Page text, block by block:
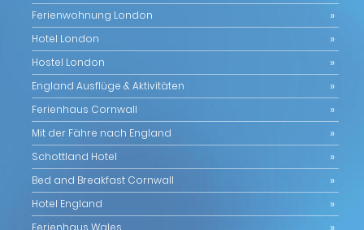
Ferienwohnung London
Hotel London
Hostel London
England Ausflüge & Aktivitäten
Ferienhaus Cornwall
Mit der Fähre nach England
Schottland Hotel
Bed and Breakfast Cornwall
Hotel England